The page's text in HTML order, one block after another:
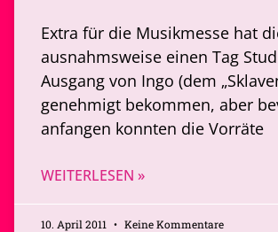
Extra für die Musikmesse hat
ausnahmsweise einen Tag
Ausgang von Ingo (dem
genehmigt bekommen, aber
anfangen konnten die Vorräte
WEITERLESEN »
10. April 2011 Keine Kommentare